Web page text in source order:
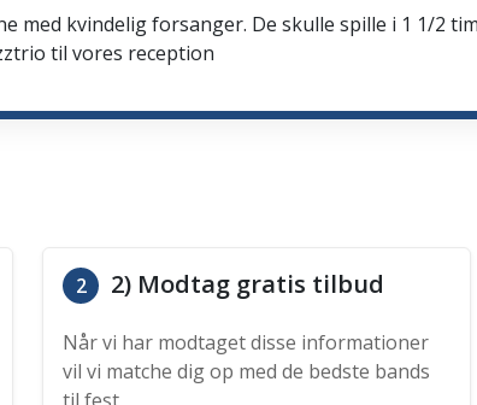
med kvindelig forsanger. De skulle spille i 1 1/2
til vores reception
2 2) Modtag gratis tilbud
Når vi har modtaget disse informationer
vil vi matche dig op med de bedste bands